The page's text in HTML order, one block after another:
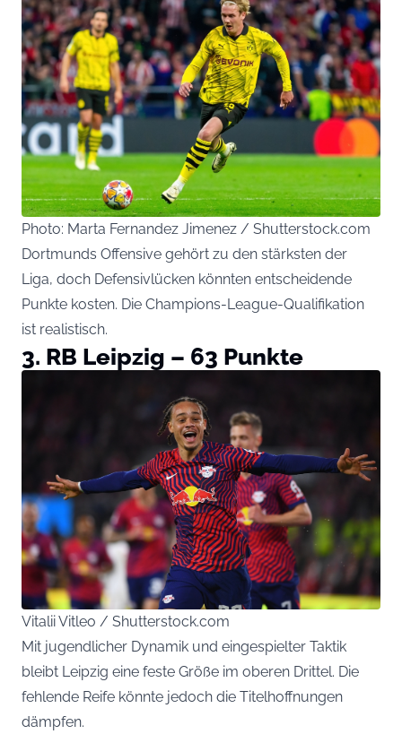
Photo: Marta Fernandez Jimenez / Shutterstock.com
Dortmunds Offensive gehört zu den stärksten der
Liga, doch Defensivlücken könnten entscheidende
Punkte kosten. Die Champions-League-Qualifikation
ist realistisch.
3. RB Leipzig – 63 Punkte
Vitalii Vitleo / Shutterstock.com
Mit jugendlicher Dynamik und eingespielter Taktik
bleibt Leipzig eine feste Größe im oberen Drittel. Die
fehlende Reife könnte jedoch die Titelhoffnungen
dämpfen.